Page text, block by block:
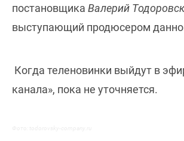
постановщика Валерий
выступающий продюсером
Когда теленовинки выйдут в
канала», пока не уточняется.